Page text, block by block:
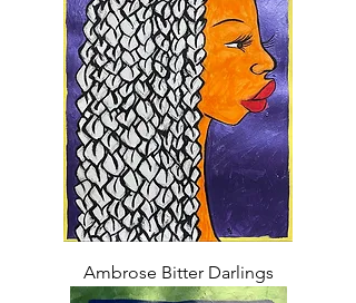
Ambrose Bitter Darlings